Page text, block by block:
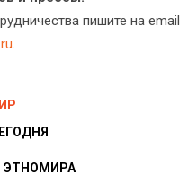
пишите на email
.
ЭТНОМИРА